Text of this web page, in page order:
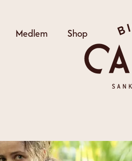
Medlem Shop
Bio Capitol